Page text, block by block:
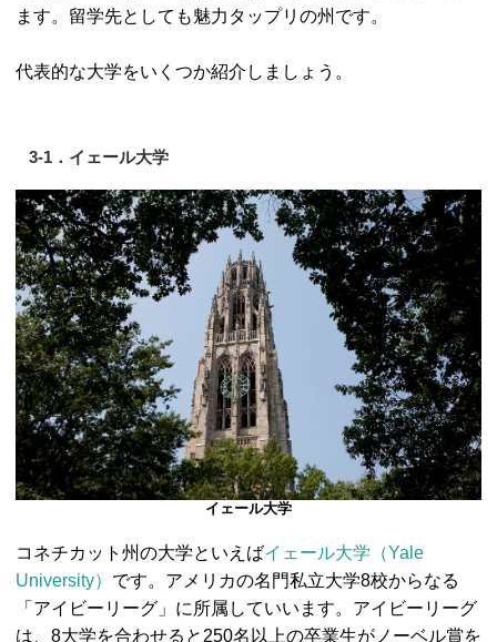
ます。留学先としても魅力タップリの州です。
代表的な大学をいくつか紹介しましょう。
3-1．イェール大学
イェール大学
コネチカット州の大学といえばイェール大学（Yale
University） です。アメリカの名門私立大学8校からなる
「アイビーリーグ」に所属していいます。アイビーリーグ
は、8大学を合わせると250名以上の卒業生がノーベル賞を